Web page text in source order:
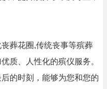
葬花圈,传统丧事等殡葬
质、人性化的殡仪服务。
的时刻，能够为您和您的